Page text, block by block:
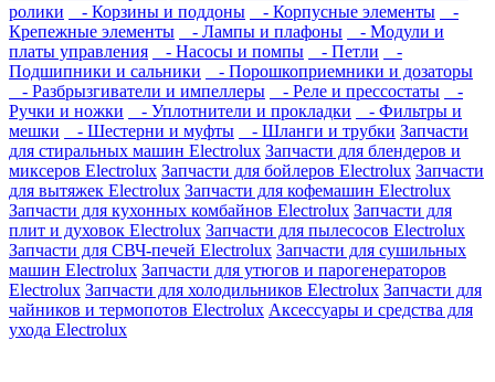
ролики
- Корзины и поддоны - Корпусные элементы
-
Крепежные элементы
- Лампы и плафоны
- Модули и
платы управления
- Насосы и помпы - Петли
-
Подшипники и сальники
- Порошкоприемники и дозаторы
- Разбрызгиватели и импеллеры
- Реле и прессостаты
-
Ручки и ножки
- Уплотнители и прокладки
- Фильтры и
мешки
- Шестерни и муфты - Шланги и трубки Запчасти
для стиральных машин Electrolux Запчасти для блендеров и
миксеров Electrolux Запчасти для бойлеров Electrolux Запчасти
для вытяжек Electrolux Запчасти для кофемашин Electrolux
Запчасти для кухонных комбайнов Electrolux Запчасти для
плит и духовок Electrolux Запчасти для пылесосов Electrolux
Запчасти для СВЧ-печей Electrolux Запчасти для сушильных
машин Electrolux Запчасти для утюгов и парогенераторов
Electrolux Запчасти для холодильников Electrolux Запчасти для
чайников и термопотов Electrolux Аксессуары и средства для
ухода Electrolux